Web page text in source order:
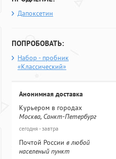
Дапоксетин
ПОПРОБОВАТЬ:
Набор - пробник
«Классический»
Анонимная доставка
Курьером в городах
Москва, Санкт-Петербург
сегодня - завтра
Почтой России в любой
населеный пункт